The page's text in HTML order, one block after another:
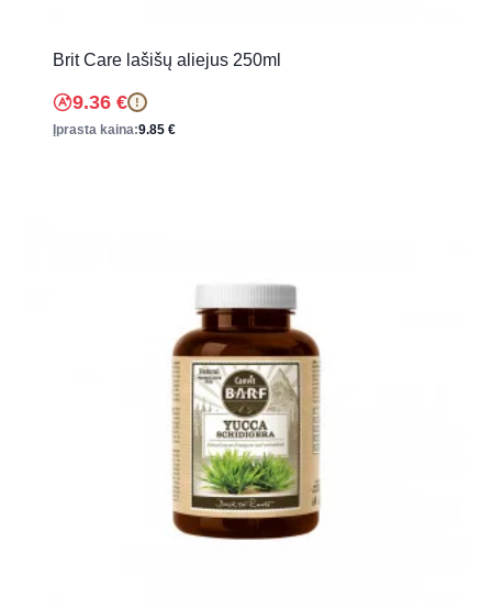
Brit Care lašišų aliejus 250ml
9.36 € !
Įprasta kaina:9.85 €